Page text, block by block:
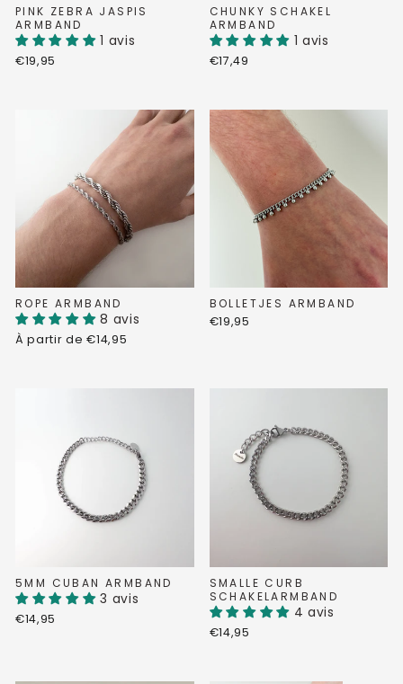
PINK ZEBRA JASPIS
ARMBAND
1 avis
€19,95
CHUNKY SCHAKEL
ARMBAND
1 avis
€17,49
ROPE ARMBAND
8 avis
À partir de €14,95
BOLLETJES ARMBAND
€19,95
5MM CUBAN ARMBAND
3 avis
€14,95
SMALLE CURB
SCHAKELARMBAND
4 avis
€14,95